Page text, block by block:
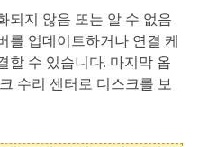
되지 않음 또는 알 수 없음
를 업데이트하거나 연결 케
할 수 있습니다. 마지막 옵
수리 센터로 디스크를 보